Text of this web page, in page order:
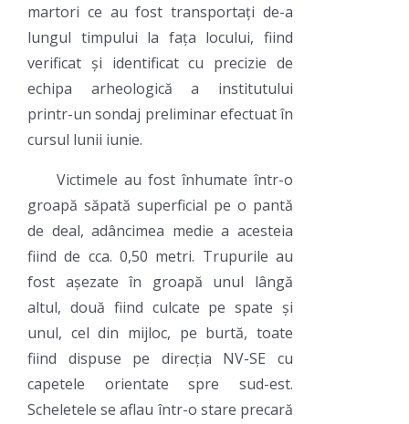
martori ce au fost transportați de-a
lungul timpului la fața locului, fiind
verificat și identificat cu precizie de
echipa arheologică a institutului
printr-un sondaj preliminar efectuat în
cursul lunii iunie.
Victimele au fost înhumate într-o
groapă săpată superficial pe o pantă
de deal, adâncimea medie a acesteia
fiind de cca. 0,50 metri. Trupurile au
fost așezate în groapă unul lângă
altul, două fiind culcate pe spate și
unul, cel din mijloc, pe burtă, toate
fiind dispuse pe direcția NV-SE cu
capetele orientate spre sud-est.
Scheletele se aflau într-o stare precară